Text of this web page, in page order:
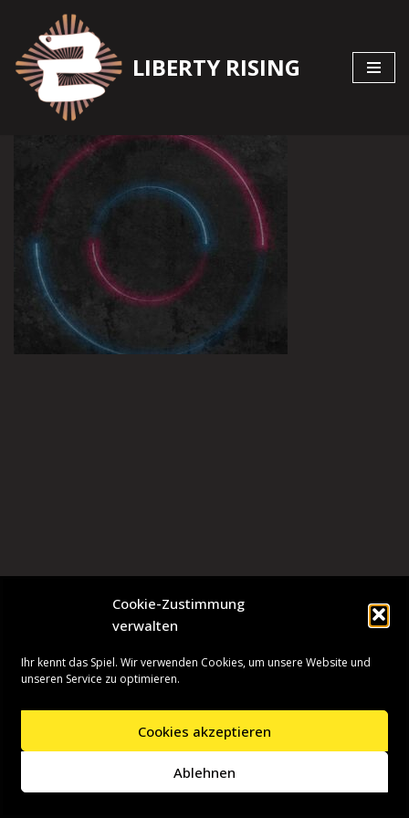
Cookie-Zustimmung
verwalten
Ihr kennt das Spiel. Wir verwenden Cookies, um unsere Website und
unseren Service zu optimieren.
Cookies akzeptieren
Ablehnen
Zum
Inhalt
springen
LIBERTY RISING
| Präsentiert vonWordPress
Presseinformationen